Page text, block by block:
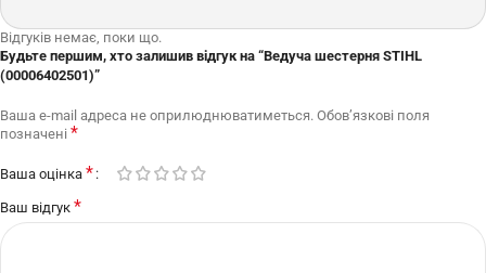
Відгуків немає, поки що.
Будьте першим, хто залишив відгук на “Ведуча шестерня STIHL
(00006402501)”
Ваша e-mail адреса не оприлюднюватиметься. Обов’язкові поля
позначені *
Ваша оцінка *
Ваш відгук *